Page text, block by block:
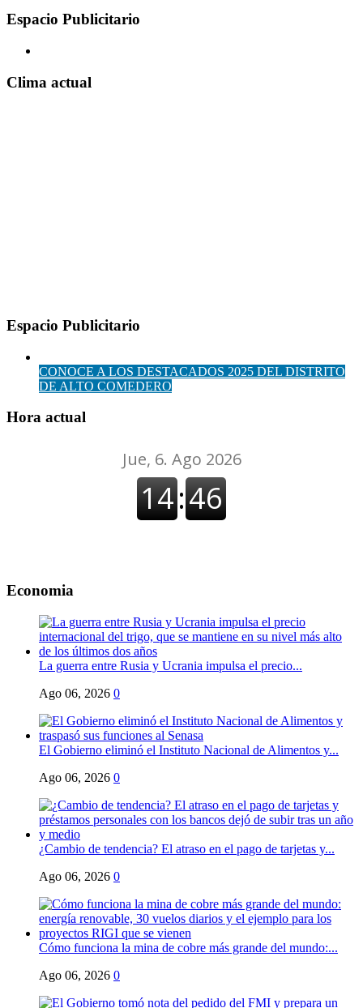
Espacio Publicitario
Clima actual
Espacio Publicitario
CONOCE A LOS DESTACADOS 2025 DEL DISTRITO
DE ALTO COMEDERO
Hora actual
Economia
La guerra entre Rusia y Ucrania impulsa el precio...
Ago 06, 2026 0
El Gobierno eliminó el Instituto Nacional de Alimentos y...
Ago 06, 2026 0
¿Cambio de tendencia? El atraso en el pago de tarjetas y...
Ago 06, 2026 0
Cómo funciona la mina de cobre más grande del mundo:...
Ago 06, 2026 0